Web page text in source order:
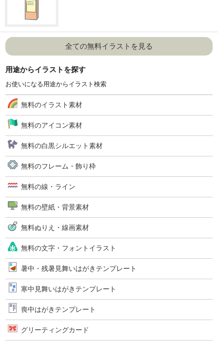
全ての無料イラストを見る
用途からイラストを探す
お使いになる用途からイラスト検索
無料のイラスト素材
無料のアイコン素材
無料の白黒シルエット素材
無料のフレーム・飾り枠
無料の線・ライン
無料の壁紙・背景素材
無料ぬりえ・線画素材
無料の文字・フォントイラスト
暑中・残暑見舞いはがきテンプレート
寒中見舞いはがきテンプレート
喪中はがきテンプレート
グリーティングカード